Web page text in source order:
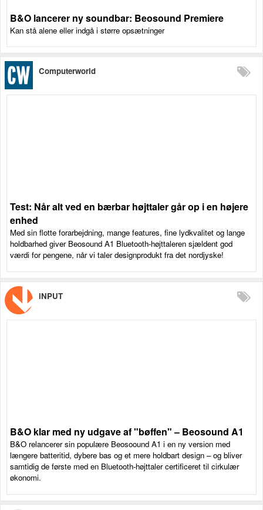
B&O lancerer ny soundbar: Beosound Premiere
Kan stå alene eller indgå i større opsætninger
Computerworld
Test: Når alt ved en bærbar højttaler går op i en højere
enhed
Med sin flotte forarbejdning, mange features, fine lydkvalitet og lange
holdbarhed giver Beosound A1 Bluetooth-højttaleren sjældent god
værdi for pengene, når vi taler designprodukt fra det nordjyske!
iNPUT
B&O klar med ny udgave af "bøffen" – Beosound A1
B&O relancerer sin populære Beosoound A1 i en ny version med
længere batteritid, dybere bas og et mere holdbart design – og bliver
samtidig de første med en Bluetooth-højttaler certificeret til cirkulær
økonomi.